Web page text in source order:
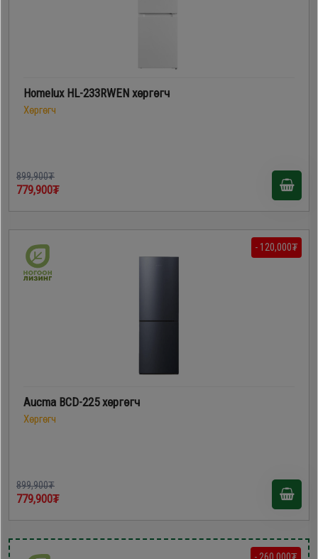
Homelux HL-233RWEN хөргөгч
Хөргөгч
899,900₮
779,900₮
- 120,000₮
Aucma BCD-225 хөргөгч
Хөргөгч
899,900₮
779,900₮
- 260,000₮